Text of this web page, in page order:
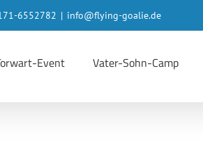
6552782 | info@flying-goalie.de
Event Vater-Sohn-Camp